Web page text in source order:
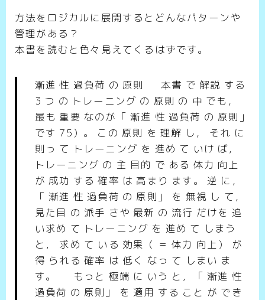
方法をロジカルに展開するとどんなパターンや
管理がある？
本書を読むと色々見えてくるはずです。
漸進 性 過負荷 の 原則 本書 で 解説 する
3 つ の トレーニング の 原則 の 中 でも，
最も 重要 なのが「 漸進 性 過負荷 の 原則」
です 75）。 この 原則 を 理解 し， それ に
則っ て トレーニング を 進め て いけ ば，
トレーニング の 主 目的 で ある 体力 向上
が 成功 する 確率 は 高まり ます。 逆 に，
「 漸進 性 過負荷 の 原則」 を 無視 し て，
見た目 の 派手 さや 最新 の 流行 だけを 追
い求め て トレーニング を 進め て しまう
と， 求め て いる 効果（ ＝ 体力 向上） が
得 られる 確率 は 低く なっ て しまい ま
す。 もっと 極端 に いう と，「 漸進 性
過負荷 の 原則」 を 適用 する こと が でき